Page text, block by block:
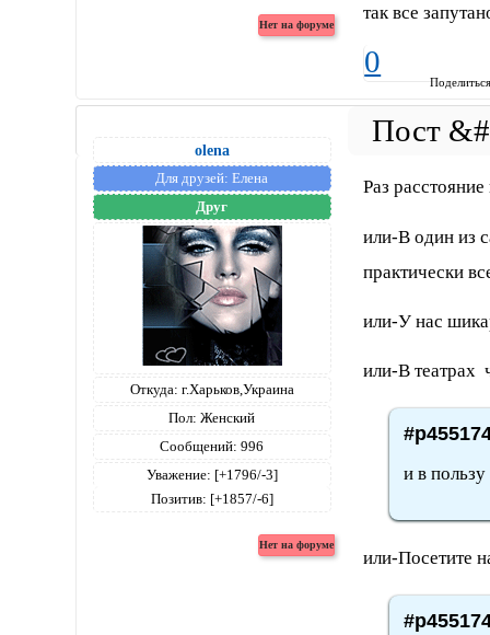
так все
0
olena
Для друзей: Елена
Друг
Откуда: г.Харьков,Украина
Пол: Женский
Сообщений: 996
Уважение: [+1796/-3]
Позитив: [+1857/-6]
Раз
или-В один из
практически
или-У нас
или-В театрах
и в
или-Посетите